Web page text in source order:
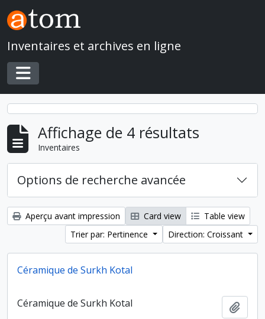
Skip to main content
Inventaires et archives en ligne
Toggle navigation
Affichage de 4 résultats
Inventaires
Options de recherche avancée
Aperçu avant impression Card view
Table view
Trier par: Pertinence
Direction: Croissant
Céramique de Surkh Kotal
Céramique de Surkh Kotal